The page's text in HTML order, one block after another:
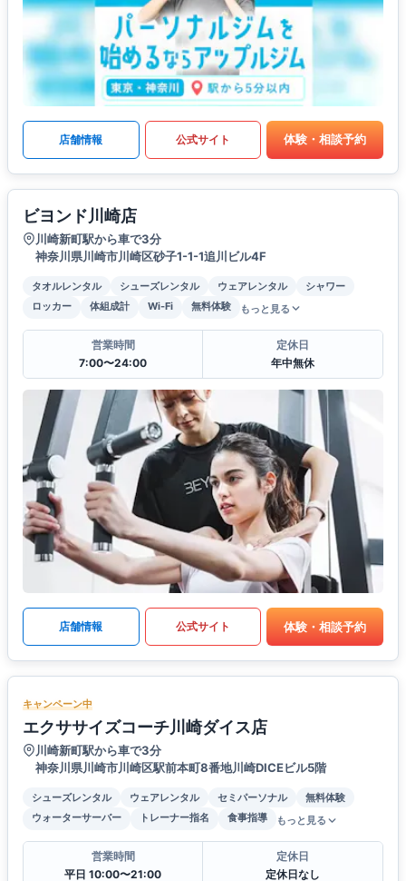
店舗情報 公式サイト 体験・相談予約
ビヨンド川崎店
川崎新町駅から車で3分
神奈川県川崎市川崎区砂子1-1-1追川ビル4F
タオルレンタル シューズレンタル ウェアレンタル
シャワー
ロッカー
体組成計 Wi-Fi 無料体験 もっと見る
営業時間
7:00〜24:00
定休日
年中無休
店舗情報 公式サイト 体験・相談予約
キャンペーン中
エクササイズコーチ川崎ダイス店
川崎新町駅から車で3分
神奈川県川崎市川崎区駅前本町8番地川崎DICEビル5階
シューズレンタル ウェアレンタル セミパーソナル
無料体験
ウォーターサーバー
トレーナー指名 食事指導 もっと見る
営業時間
平日 10:00〜21:00
定休日
定休日なし